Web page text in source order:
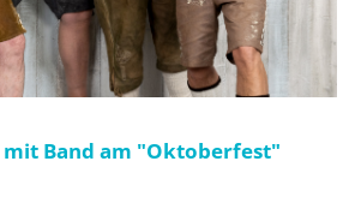
Band am "Oktoberfest"